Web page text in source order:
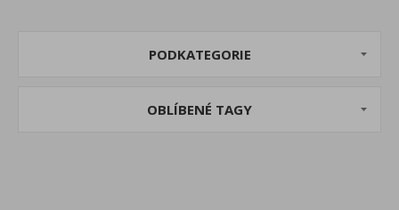
PODKATEGORIE
OBLÍBENÉ TAGY